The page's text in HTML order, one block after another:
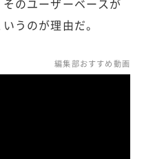
のユーザーベースが
うのが理由だ。
編集部おすすめ動画